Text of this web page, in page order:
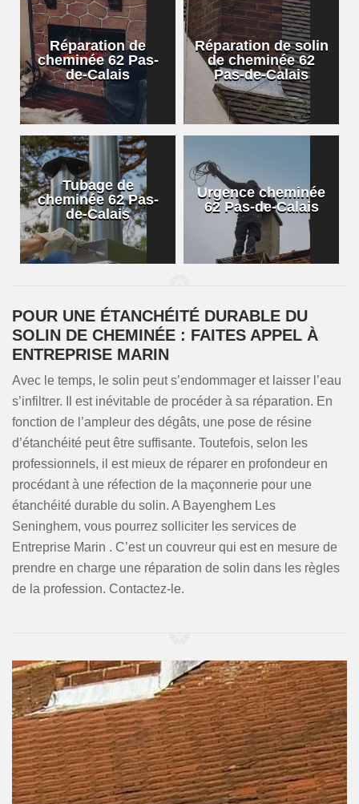
Réparation de
cheminée 62 Pas-
de-Calais
Réparation de solin
de cheminée 62
Pas-de-Calais
Tubage de
cheminée 62 Pas-
de-Calais
Urgence cheminée
62 Pas-de-Calais
POUR UNE ÉTANCHÉITÉ DURABLE DU
SOLIN DE CHEMINÉE : FAITES APPEL À
ENTREPRISE MARIN
Avec le temps, le solin peut s’endommager et laisser l’eau
s’infiltrer. Il est inévitable de procéder à sa réparation. En
fonction de l’ampleur des dégâts, une pose de résine
d’étanchéité peut être suffisante. Toutefois, selon les
professionnels, il est mieux de réparer en profondeur en
procédant à une réfection de la maçonnerie pour une
étanchéité durable du solin. A Bayenghem Les
Seninghem, vous pourrez solliciter les services de
Entreprise Marin . C’est un couvreur qui est en mesure de
prendre en charge une réparation de solin dans les règles
de la profession. Contactez-le.